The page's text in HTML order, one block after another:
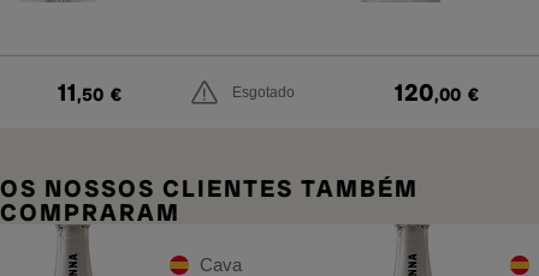
11,50 € Esgotado 120,00 €
OS NOSSOS CLIENTES TAMBÉM
COMPRARAM
Cava